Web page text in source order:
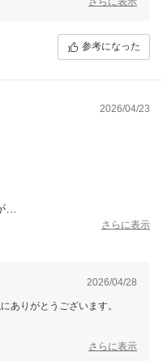
参考になった
2026/04/23
さらに表示
2026/04/28
ありがとうございます。
変励みになります。さらに表示